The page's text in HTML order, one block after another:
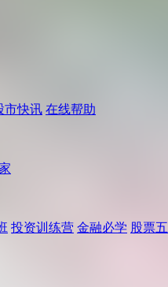
市快讯 在线帮助
投资训练营 金融必学 股票